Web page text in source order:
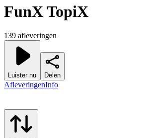
FunX TopiX
139 afleveringen
Luister nu Delen
AfleveringenInfo